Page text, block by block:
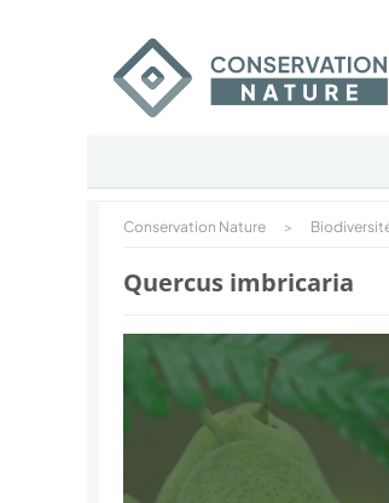
Conservation Nature >
Quercus imbricaria